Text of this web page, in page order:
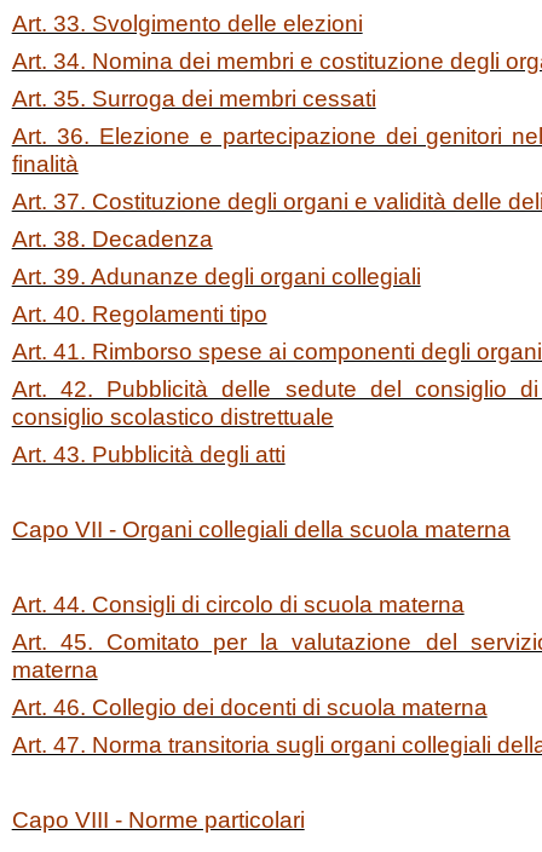
Art. 33. Svolgimento delle elezioni
Art. 34. Nomina dei membri e costituzione degli
Art. 35. Surroga dei membri cessati
Art. 36. Elezione e partecipazione dei genitori
finalità
Art. 37. Costituzione degli organi e validità delle
Art. 38. Decadenza
Art. 39. Adunanze degli organi collegiali
Art. 40. Regolamenti tipo
Art. 41. Rimborso spese ai componenti degli
Art. 42. Pubblicità delle sedute del consiglio
consiglio scolastico distrettuale
Art. 43. Pubblicità degli atti
Capo VII - Organi collegiali della scuola materna
Art. 44. Consigli di circolo di scuola materna
Art. 45. Comitato per la valutazione del
materna
Art. 46. Collegio dei docenti di scuola materna
Art. 47. Norma transitoria sugli organi collegiali
Capo VIII - Norme particolari